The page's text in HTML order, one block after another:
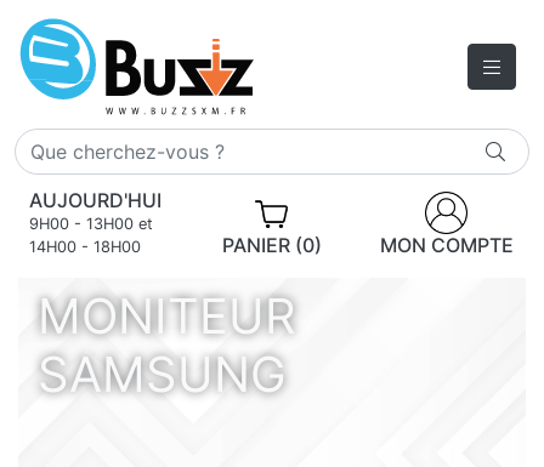
AUJOURD'HUI
9H00 - 13H00 et
14H00 - 18H00
PANIER (0) MON COMPTE
MONITEUR
SAMSUNG